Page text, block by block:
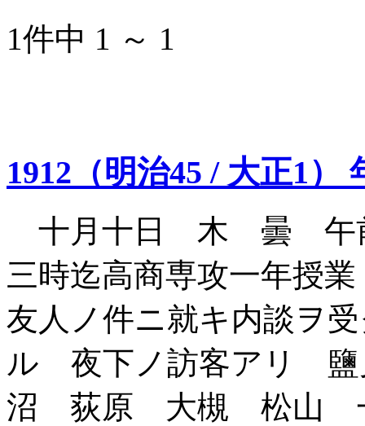
1件中 1 ～ 1
1912（明治45 / 大正1）
十月十日 木 曇 午
三時迄高商専攻一年授
友人ノ件ニ就キ内談ヲ
ル 夜下ノ訪客アリ
沼 荻原 大槻 松山 一